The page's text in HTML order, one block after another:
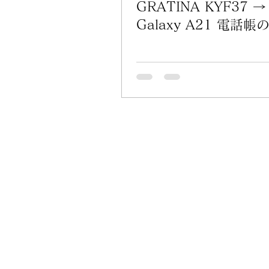
GRATINA KYF37 →
Galaxy A21 電話帳